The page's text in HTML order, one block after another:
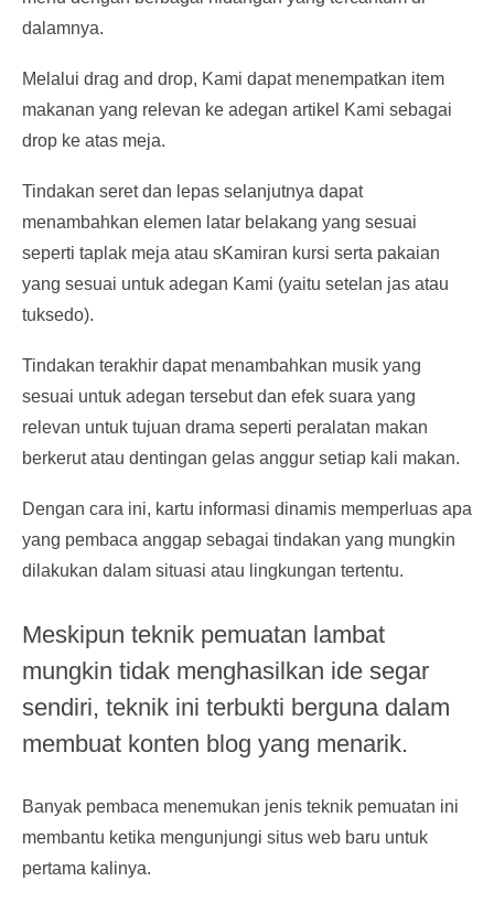
dalamnya.
Melalui drag and drop, Kami dapat menempatkan item
makanan yang relevan ke adegan artikel Kami sebagai
drop ke atas meja.
Tindakan seret dan lepas selanjutnya dapat
menambahkan elemen latar belakang yang sesuai
seperti taplak meja atau sKamiran kursi serta pakaian
yang sesuai untuk adegan Kami (yaitu setelan jas atau
tuksedo).
Tindakan terakhir dapat menambahkan musik yang
sesuai untuk adegan tersebut dan efek suara yang
relevan untuk tujuan drama seperti peralatan makan
berkerut atau dentingan gelas anggur setiap kali makan.
Dengan cara ini, kartu informasi dinamis memperluas apa
yang pembaca anggap sebagai tindakan yang mungkin
dilakukan dalam situasi atau lingkungan tertentu.
Meskipun teknik pemuatan lambat
mungkin tidak menghasilkan ide segar
sendiri, teknik ini terbukti berguna dalam
membuat konten blog yang menarik.
Banyak pembaca menemukan jenis teknik pemuatan ini
membantu ketika mengunjungi situs web baru untuk
pertama kalinya.